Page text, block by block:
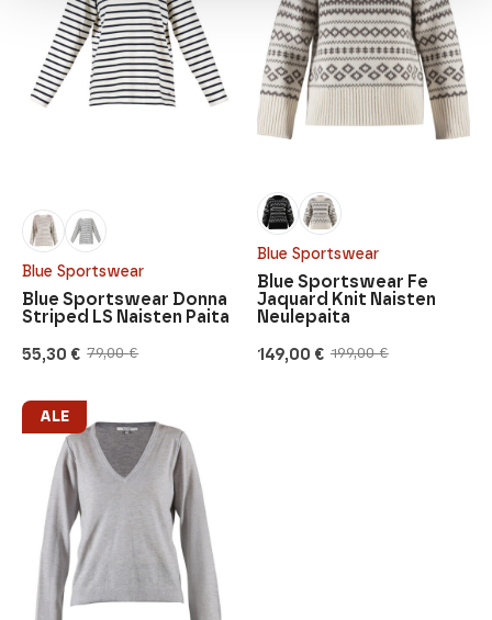
Blue Sportswear
79,00€
Alkuperäinen
79,00 €.
55,30 €
Nykyinen
55,30 €.
Blue Sportswear Donna
Striped LS Naisten Paita
Blue Sportswear
199,00€
Alkuperäinen
149,00 €
Nykyinen
Blue Sportswear Fe
Jaquard Knit Naisten
Neulepaita
ALE